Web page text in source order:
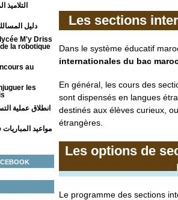
دليل المسالك
M'y Driss
la robotique
au
les
انطلاق عملية
Les sections
Dans le système éducatif
internationales du bac
En général, les cours des
sont dispensés en langues
destinés aux élèves curieux,
étrangères.
Les options de
Le programme des sections